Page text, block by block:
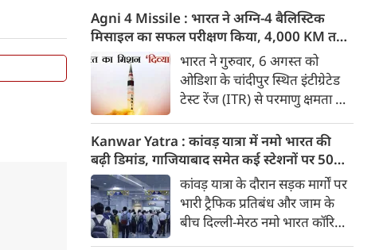
Agni 4 Missile : भारत ने अग्नि-4 बैलिस्टिक
मिसाइल का सफल परीक्षण किया, 4,000 KM तक
मारक क्षमता
भारत ने गुरुवार, 6 अगस्त को
ओडिशा के चांदीपुर स्थित इंटीग्रेटेड
टेस्ट रेंज (ITR) से परमाणु क्षमता से
मिसाइल अग्नि-4 का सफल परीक्षण
किया। रक्षा मंत्रालय के मुताबिक, यह
परीक्षण स्ट्रैटेजिक फोर्सेज कमांड
(SFC) और रक्षा अनुसंधान एवं
विकास संगठन (DRDO) की ओर से
किया गया।
Kanwar Yatra : कांवड़ यात्रा में नमो भारत की
बढ़ी डिमांड, गाजियाबाद समेत कई स्टेशनों पर 50%
तक बढ़ी यात्रियों की संख्याकांवड़ यात्रा के दौरान सड़क मार्गों पर
भारी ट्रैफिक प्रतिबंध और जाम के
बीच दिल्ली-मेरठ नमो भारत कॉरिडोर